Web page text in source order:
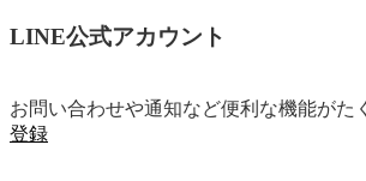
LINE公式アカウント
お問い合わせや通知など便利な機能がた
登録